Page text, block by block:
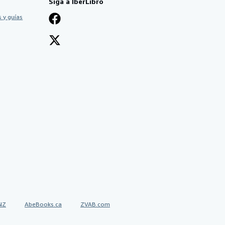
y guías
AbeBooks.ca ZVAB.com